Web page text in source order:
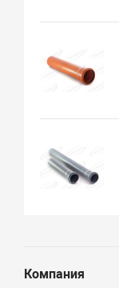
Компания